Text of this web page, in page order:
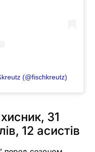
(@fischkreutz)
31
12 асистів